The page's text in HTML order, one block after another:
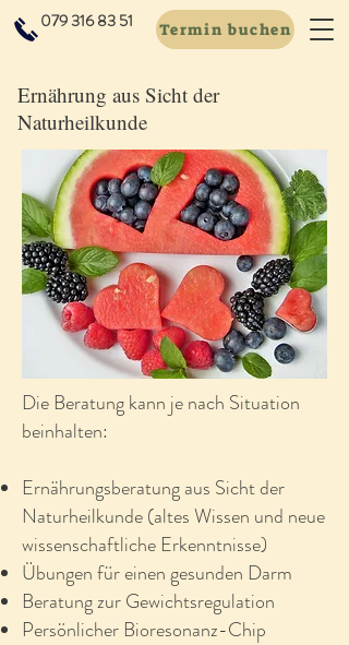
079 316 83 51 Termin buchen
Ernährung aus Sicht der
Naturheilkunde
Die Beratung kann je nach Situation
beinhalten:
Ernährungsberatung aus Sicht der
Naturheilkunde (altes Wissen und neue
wissenschaftliche Erkenntnisse)
Übungen für einen gesunden Darm
Beratung zur Gewichtsregulation
Persönlicher Bioresonanz-Chip